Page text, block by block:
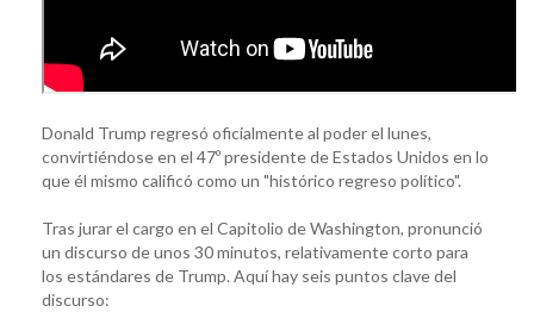
Donald Trump regresó oficialmente al poder el lunes,
convirtiéndose en el 47º presidente de Estados Unidos en lo
que él mismo calificó como un "histórico regreso político".
Tras jurar el cargo en el Capitolio de Washington, pronunció
un discurso de unos 30 minutos, relativamente corto para
los estándares de Trump. Aquí hay seis puntos clave del
discurso: